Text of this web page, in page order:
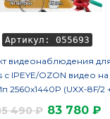
Артикул: 055693
видеонаблюдения
с IPEYE/OZON видео на
2560x1440P (UXX-8F/2
45, обжимка) микрофон
490 ₽ 83 780 ₽